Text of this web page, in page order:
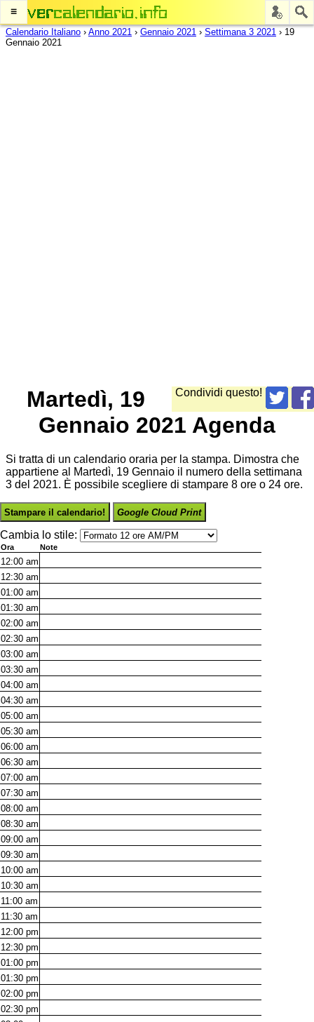
≡
Calendario Italiano › Anno 2021 › Gennaio 2021 › Settimana 3 2021 › 19
Gennaio 2021
Condividi questo!
Martedì, 19
Gennaio 2021 Agenda
Si tratta di un calendario oraria per la stampa. Dimostra che
appartiene al Martedì, 19 Gennaio il numero della settimana
3 del 2021. È possibile scegliere di stampare 8 ore o 24 ore.
Stampare il calendario! Google Cloud Print
Cambia lo stile:
Ora Note
12:00 am
12:30 am
01:00 am
01:30 am
02:00 am
02:30 am
03:00 am
03:30 am
04:00 am
04:30 am
05:00 am
05:30 am
06:00 am
06:30 am
07:00 am
07:30 am
08:00 am
08:30 am
09:00 am
09:30 am
10:00 am
10:30 am
11:00 am
11:30 am
12:00 pm
12:30 pm
01:00 pm
01:30 pm
02:00 pm
02:30 pm